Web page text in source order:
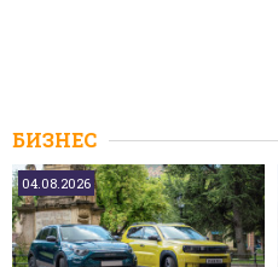
БИЗНЕС
04.08.2026